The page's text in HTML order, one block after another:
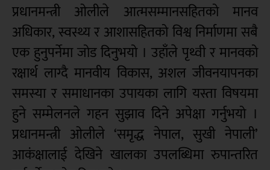
प्रधानमन्त्री ओलीले आत्मसम्मानसहितको मानव
अधिकार, स्वस्थ्य र आशासहितको विश्व निर्माणमा सबै
एक हुनुपर्नेमा जोड दिनुभयो । उहाँले पृथ्वी र मानवको
रक्षार्थ लाग्दै मानवीय विकास, अशल जीवनयापनका
समस्या र समाधानका उपायका लागि यस्ता विषयमा
हुने सम्मेलनले गहन सुझाव दिने अपेक्षा गर्नुभयो ।
प्रधानमन्त्री ओलीले ‘समृद्ध नेपाल, सुखी नेपाली’
आकंक्षालाई देखिने खालका उपलब्धिमा रुपान्तरित